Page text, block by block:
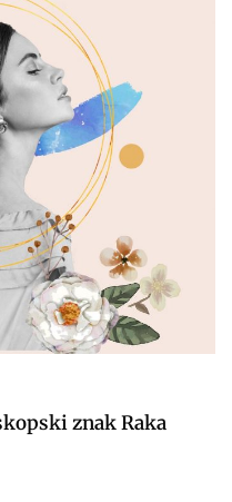
znak Raka